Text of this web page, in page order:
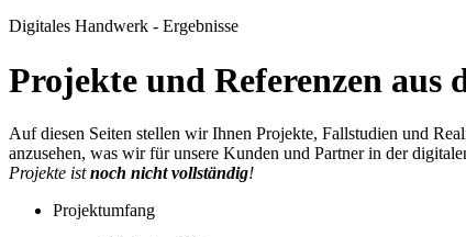
Digitales Handwerk - Ergebnisse
Projekte und Referenzen aus
Auf diesen Seiten stellen wir Ihnen Projekte, Fallstudien und
anzusehen, was wir für unsere Kunden und Partner in der
Projekte istnoch nicht vollständig!
Projektumfang